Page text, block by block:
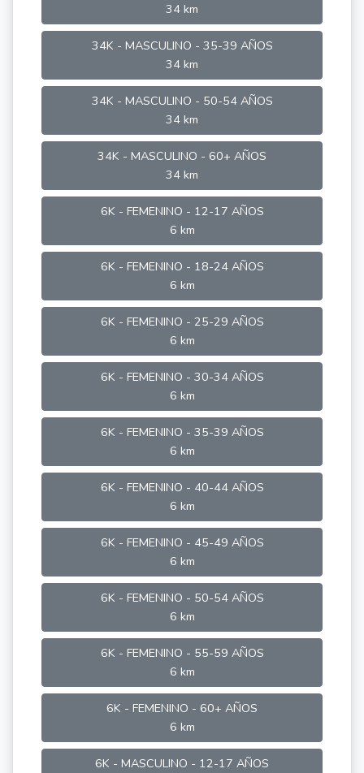
34 km
34K - MASCULINO - 35-39 AÑOS
34 km
34K - MASCULINO - 50-54 AÑOS
34 km
34K - MASCULINO - 60+ AÑOS
34 km
6K - FEMENINO - 12-17 AÑOS
6 km
6K - FEMENINO - 18-24 AÑOS
6 km
6K - FEMENINO - 25-29 AÑOS
6 km
6K - FEMENINO - 30-34 AÑOS
6 km
6K - FEMENINO - 35-39 AÑOS
6 km
6K - FEMENINO - 40-44 AÑOS
6 km
6K - FEMENINO - 45-49 AÑOS
6 km
6K - FEMENINO - 50-54 AÑOS
6 km
6K - FEMENINO - 55-59 AÑOS
6 km
6K - FEMENINO - 60+ AÑOS
6 km
6K - MASCULINO - 12-17 AÑOS